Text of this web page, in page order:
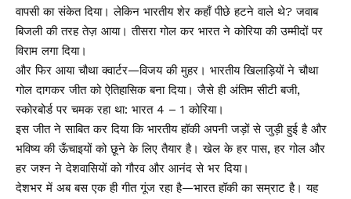
वापसी का संकेत दिया। लेकिन भारतीय शेर कहाँ पीछे हटने वाले थे? जवाब
बिजली की तरह तेज़ आया। तीसरा गोल कर भारत ने कोरिया की उम्मीदों पर
विराम लगा दिया।
और फिर आया चौथा क्वार्टर—विजय की मुहर। भारतीय खिलाड़ियों ने चौथा
गोल दागकर जीत को ऐतिहासिक बना दिया। जैसे ही अंतिम सीटी बजी,
स्कोरबोर्ड पर चमक रहा था: भारत 4 – 1 कोरिया।
इस जीत ने साबित कर दिया कि भारतीय हॉकी अपनी जड़ों से जुड़ी हुई है और
भविष्य की ऊँचाइयों को छूने के लिए तैयार है। खेल के हर पास, हर गोल और
हर जश्न ने देशवासियों को गौरव और आनंद से भर दिया।
देशभर में अब बस एक ही गीत गूंज रहा है—भारत हॉकी का सम्राट है। यह